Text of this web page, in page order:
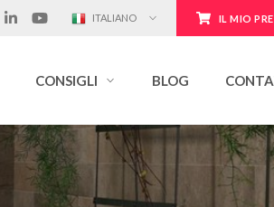
ITALIANO IL MIO
CONSIGLI BLOG